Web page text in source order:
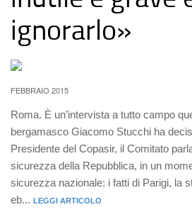
ignorarlo»
FEBBRAIO 2015
Roma. È un’intervista a tutto campo
bergamasco Giacomo Stucchi ha
Presidente del Copasir, il Comitato
sicurezza della Repubblica, in un
sicurezza nazionale: i fatti di Parigi, la
eb... LEGGI ARTICOLO